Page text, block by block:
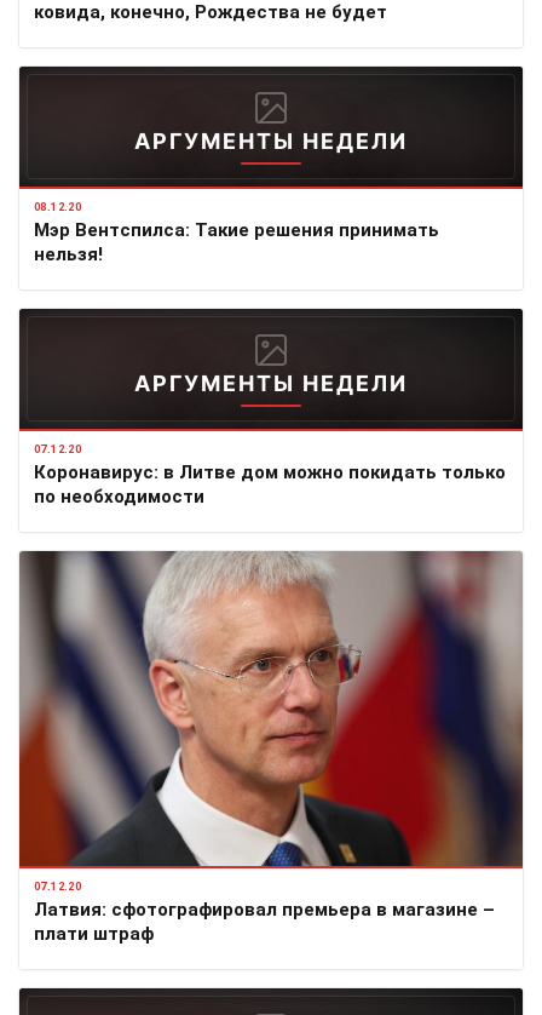
ковида, конечно, Рождества не будет
АРГУМЕНТЫ НЕДЕЛИ
08.12.20
Мэр Вентспилса: Такие решения принимать
нельзя!
АРГУМЕНТЫ НЕДЕЛИ
07.12.20
Коронавирус: в Литве дом можно покидать только
по необходимости
07.12.20
Латвия: сфотографировал премьера в магазине –
плати штраф